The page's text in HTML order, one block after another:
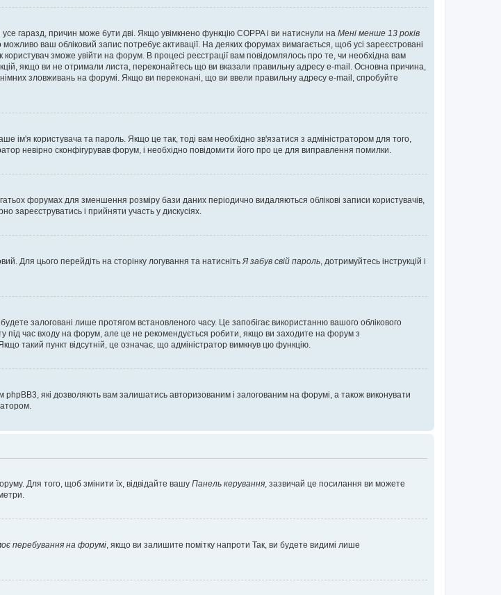
гаразд, причин може бути дві. Якщо увімкнено функцію COPPA і ви натиснули на Мені менше 13 років
ваш обліковий запис потребує активації. На деяких форумах вимагається, щоб усі зареєстровані
зможе увійти на форум. В процесі реєстрації вам повідомлялось про те, чи необхідна вам
якщо ви не отримали листа, переконайтесь що ви вказали правильну адресу e-mail. Основна причина,
зловживань на форумі. Якщо ви переконані, що ви ввели правильну адресу e-mail, спробуйте
користувача та пароль. Якщо це так, тоді вам необхідно зв'язатися з адміністратором для того,
невірно сконфігурував форум, і необхідно повідомити його про це для виправлення помилки.
форумах для зменшення розміру бази даних періодично видаляються облікові записи користувачів,
зареєструватись і прийняти участь у дискусіях.
Для цього перейдіть на сторінку логування та натисніть Я забув свій пароль , дотримуйтесь інструкцій і
залоговані лише протягом встановленого часу. Це запобігає використанню вашого облікового
під час входу на форум, але це не рекомендується робити, якщо ви заходите на форум з
такий пункт відсутній, це означає, що адміністратор вимкнув цю функцію.
які дозволяють вам залишатись авторизованим і залогованим на форумі, а також виконувати
Для того, щоб змінити їх, відвідайте вашу Панель керування , зазвичай це посилання ви можете
перебування на форумі , якщо ви залишите помітку напроти Так , ви будете видимі лише